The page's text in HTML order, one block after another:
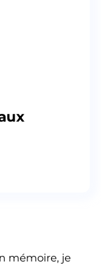
mémoire, je